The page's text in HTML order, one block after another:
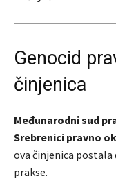
Genocid
činjenica
Međunarodni sud
Srebrenici pravno
ova činjenica postala
prakse.